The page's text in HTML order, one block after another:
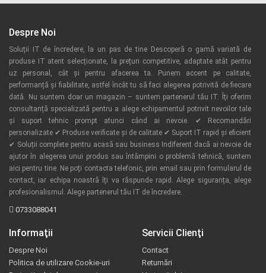
Despre Noi
Soluții IT de încredere, la un pas de tine Descoperă o gamă variată de
produse IT atent selecționate, la prețuri competitive, adaptate atât pentru
uz personal, cât și pentru afacerea ta. Punem accent pe calitate,
performanță și fiabilitate, astfel încât tu să faci alegerea potrivită de fiecare
dată. Nu suntem doar un magazin – suntem partenerul tău IT. Îți oferim
consultanță specializată pentru a alege echipamentul potrivit nevoilor tale
și suport tehnic prompt atunci când ai nevoie. ✔ Recomandări
personalizate ✔ Produse verificate și de calitate ✔ Suport IT rapid și eficient
✔ Soluții complete pentru acasă sau business Indiferent dacă ai nevoie de
ajutor în alegerea unui produs sau întâmpini o problemă tehnică, suntem
aici pentru tine. Ne poți contacta telefonic, prin email sau prin formularul de
contact, iar echipa noastră îți va răspunde rapid. Alege siguranța, alege
profesionalismul. Alege partenerul tău IT de încredere.
0733088041
Informaţii
Despre Noi
Politica de utilizare Cookie-uri
Servicii Clienţi
Contact
Returnări